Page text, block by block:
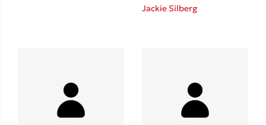
Ιωάννης Γλωσσόπουλος
Jackie Silberg